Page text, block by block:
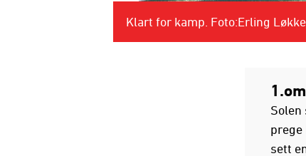
Klart for kamp. Foto:Erling
Solen
prege
sett